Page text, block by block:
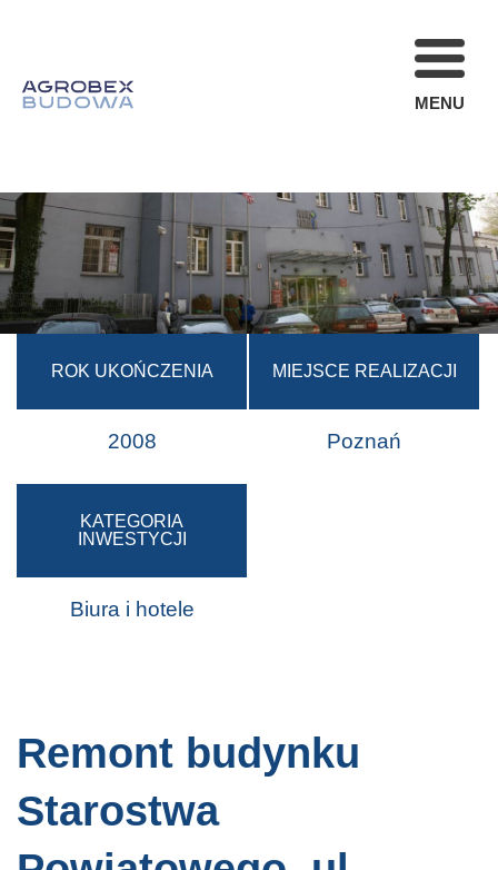
MENU
AKTUALNOŚCI
STREFA
OFERTA
KARIERA
KONTAKT
ROK UKOŃCZENIA
2008
MIEJSCE REALIZACJI
Poznań
KATEGORIA
INWESTYCJI
Biura i hotele
Remont budynku
Starostwa